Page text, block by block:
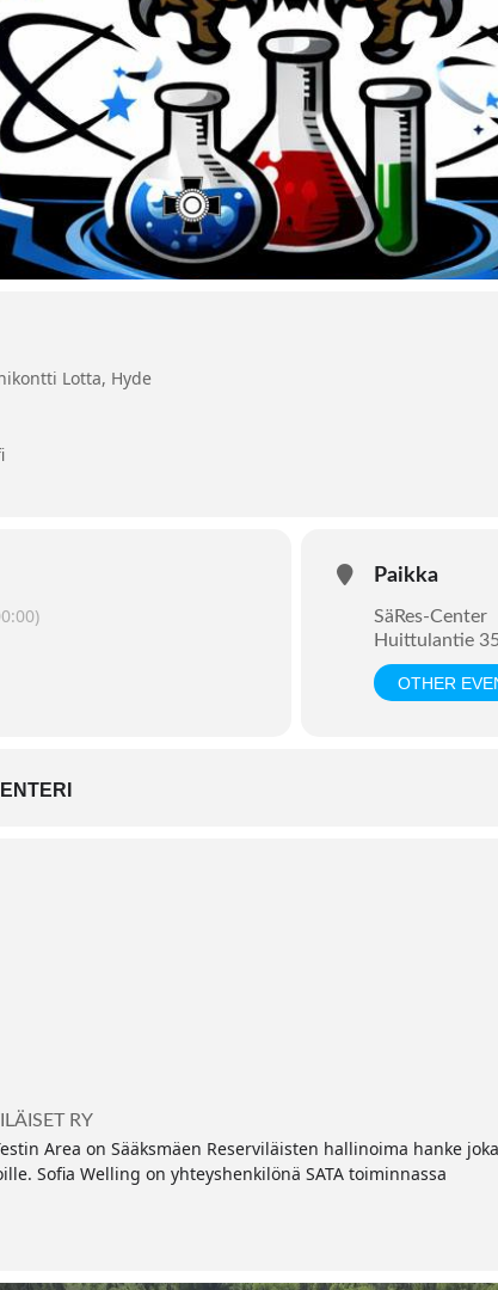
Lotta, Hyde
Paikka
SäRes-Center
Huittulantie
OTHER
RY
Area on Sääksmäen Reserviläisten hallinoima hanke
Sofia Welling on yhteyshenkilönä SATA toiminnassa